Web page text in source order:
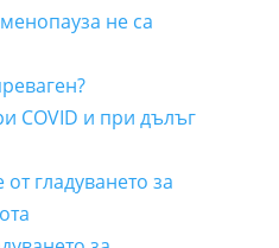
не са
COVID и при дълъг
гладуването за